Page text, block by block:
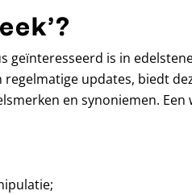
geïnteresseerd is in
regelmatige updates, biedt
en synoniemen.